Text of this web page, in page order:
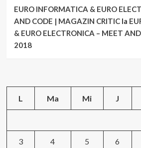
EURO INFORMATICA & EURO
AND CODE | MAGAZIN CRITICla
& EURO ELECTRONICA – MEET
2018
L Ma Mi J
3 4 5 6